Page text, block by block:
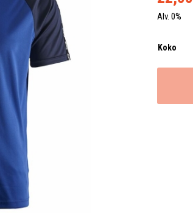
Alv. 0%
Koko